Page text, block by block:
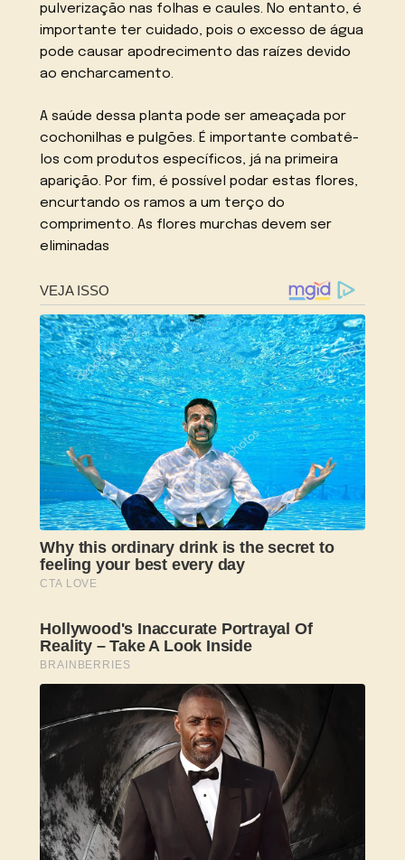
pulverização nas folhas e caules. No entanto, é
importante ter cuidado, pois o excesso de água
pode causar apodrecimento das raízes devido
ao encharcamento.
A saúde dessa planta pode ser ameaçada por
cochonilhas e pulgões. É importante combatê-
los com produtos específicos, já na primeira
aparição. Por fim, é possível podar estas flores,
encurtando os ramos a um terço do
comprimento. As flores murchas devem ser
eliminadas